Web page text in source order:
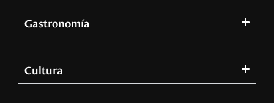
Gastronomía
Cultura